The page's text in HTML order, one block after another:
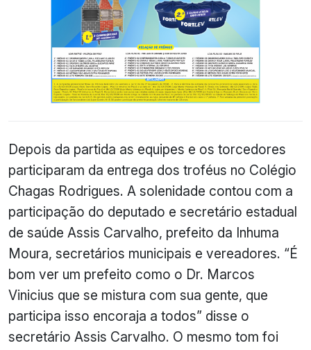
Depois da partida as equipes e os torcedores
participaram da entrega dos troféus no Colégio
Chagas Rodrigues. A solenidade contou com a
participação do deputado e secretário estadual
de saúde Assis Carvalho, prefeito da Inhuma
Moura, secretários municipais e vereadores. “É
bom ver um prefeito como o Dr. Marcos
Vinicius que se mistura com sua gente, que
participa isso encoraja a todos” disse o
secretário Assis Carvalho. O mesmo tom foi